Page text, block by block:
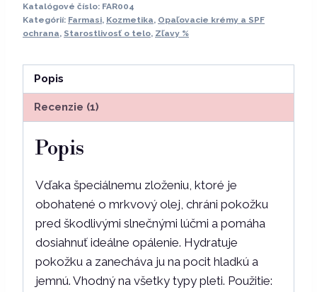
Tuna
|
na
opaľovanie
SPF15
Katalógové číslo: FAR004
Kategórií: Farmasi, Kozmetika, Opaľovacie krémy a SPF
ochrana, Starostlivosť o telo, Zľavy %
Popis
Recenzie (1)
Popis
Vďaka špeciálnemu zloženiu, ktoré je
obohatené o mrkvový olej, chráni pokožku
pred škodlivými slnečnými lúčmi a pomáha
dosiahnuť ideálne opálenie. Hydratuje
pokožku a zanecháva ju na pocit hladkú a
jemnú. Vhodný na všetky typy pleti. Použitie: